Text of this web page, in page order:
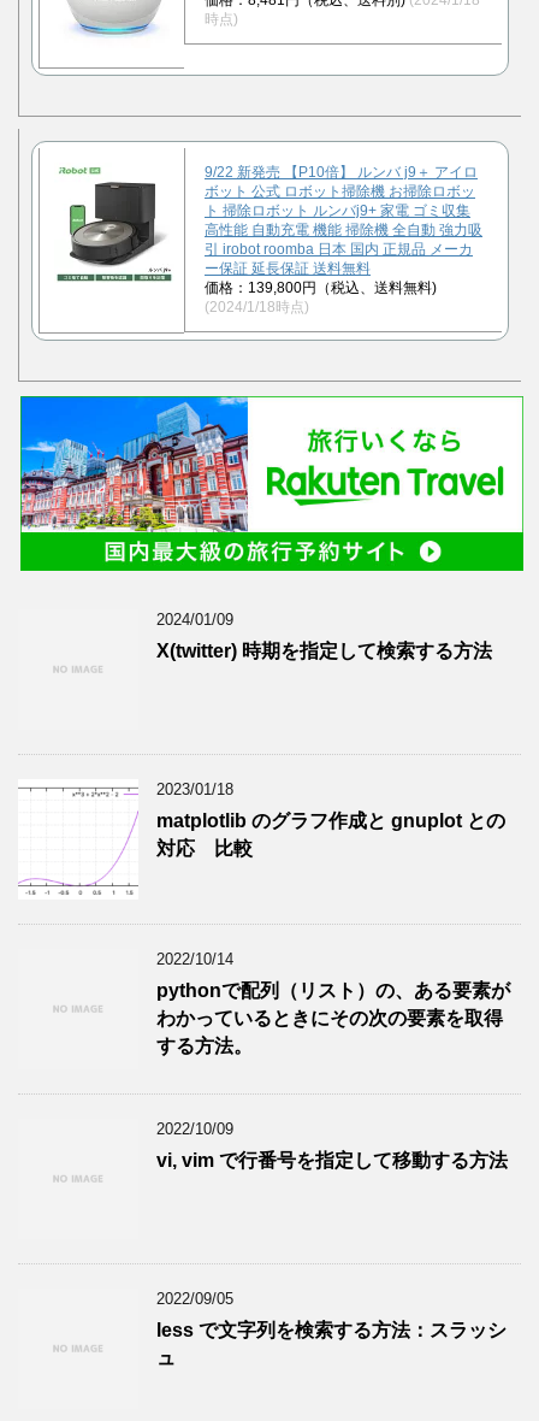
時点)
9/22 新発売 【P10倍】 ルンバ j9＋ アイロ
ボット 公式 ロボット掃除機 お掃除ロボッ
ト 掃除ロボット ルンバj9+ 家電 ゴミ収集
高性能 自動充電 機能 掃除機 全自動 強力吸
引 irobot roomba 日本 国内 正規品 メーカ
ー保証 延長保証 送料無料
価格：139,800円（税込、送料無料)
(2024/1/18時点)
2024/01/09
X(twitter) 時期を指定して検索する方法
2023/01/18
matplotlib のグラフ作成と gnuplot との
対応 比較
2022/10/14
pythonで配列（リスト）の、ある要素が
わかっているときにその次の要素を取得
する方法。
2022/10/09
vi, vim で行番号を指定して移動する方法
2022/09/05
less で文字列を検索する方法：スラッシ
ュ